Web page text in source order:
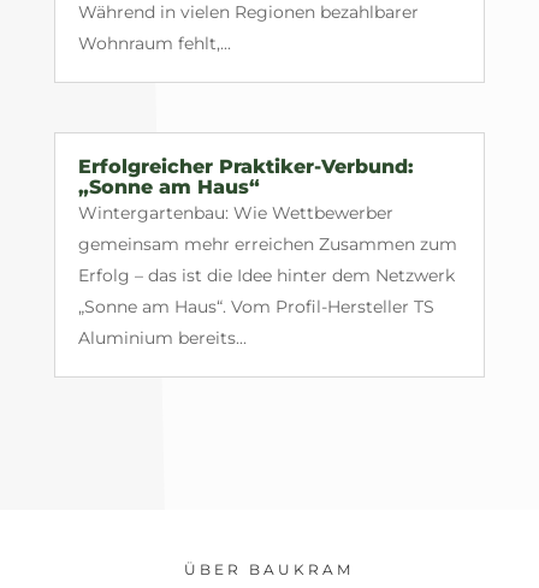
Während in vielen Regionen bezahlbarer
Wohnraum fehlt,...
Erfolgreicher Praktiker-Verbund:
„Sonne am Haus“
Wintergartenbau: Wie Wettbewerber
gemeinsam mehr erreichen Zusammen zum
Erfolg – das ist die Idee hinter dem Netzwerk
„Sonne am Haus“. Vom Profil-Hersteller TS
Aluminium bereits...
ÜBER BAUKRAM